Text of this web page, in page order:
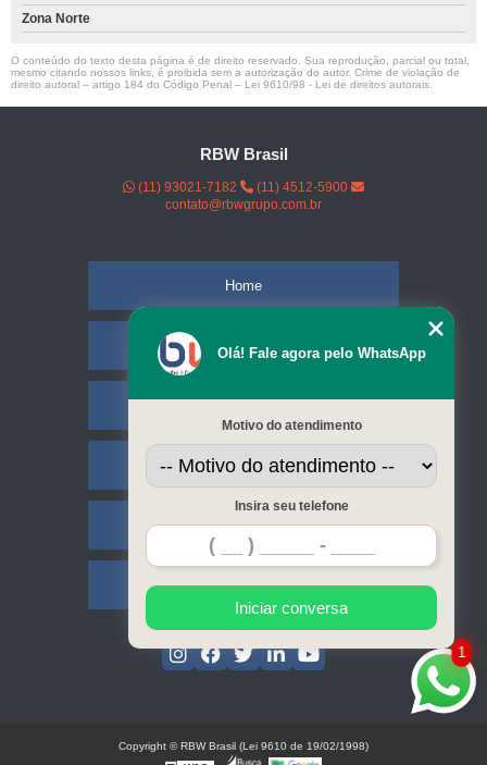
Zona Norte
O conteúdo do texto desta página é de direito reservado. Sua reprodução, parcial ou total,
mesmo citando nossos links, é proibida sem a autorização do autor. Crime de violação de
direito autoral – artigo 184 do Código Penal – Lei 9610/98 - Lei de direitos autorais
RBW Brasil
(11) 93021-7182
(11) 4512-5900
contato@rbwgrupo.com.br
Home
Empresa
Serviços
Contato
Mapa do site
1
Olá! Fale agora pelo WhatsApp
Motivo do atendimento
Insira seu telefone
Iniciar conversa
Copyright © RBW Brasil (Lei 9610 de 19/02/1998)